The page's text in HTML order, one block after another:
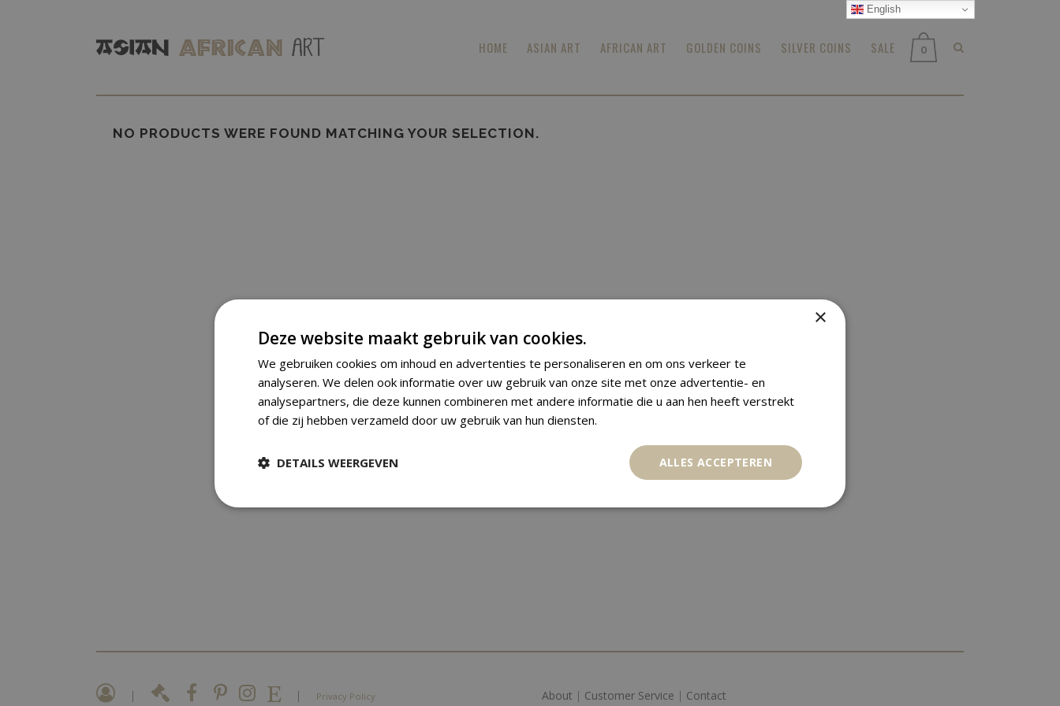
0
HOME ASIAN ART AFRICAN ART GOLDEN COINS SILVER COINS SALE
NO PRODUCTS WERE FOUND MATCHING YOUR SELECTION.
| | Privacy Policy About | Customer Service | Contact
English
×
Deze website maakt gebruik van cookies.
We gebruiken cookies om inhoud en advertenties te personaliseren en om ons verkeer te
analyseren. We delen ook informatie over uw gebruik van onze site met onze advertentie- en
analysepartners, die deze kunnen combineren met andere informatie die u aan hen heeft verstrekt
of die zij hebben verzameld door uw gebruik van hun diensten.
ALLES ACCEPTEREN
DETAILS WEERGEVEN